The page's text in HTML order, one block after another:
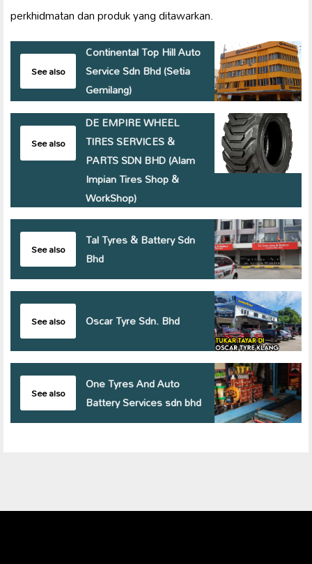
perkhidmatan dan produk yang ditawarkan.
See also
Continental Top Hill Auto
Service Sdn Bhd (Setia
Gemilang)
See also
DE EMPIRE WHEEL
TIRES SERVICES &
PARTS SDN BHD (Alam
Impian Tires Shop &
WorkShop)
See also
Tal Tyres & Battery Sdn
Bhd
See also Oscar Tyre Sdn. Bhd
See also
One Tyres And Auto
Battery Services sdn bhd